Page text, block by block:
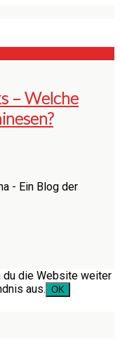
– Welche
- Ein Blog der
du die Website weiter
aus. OK